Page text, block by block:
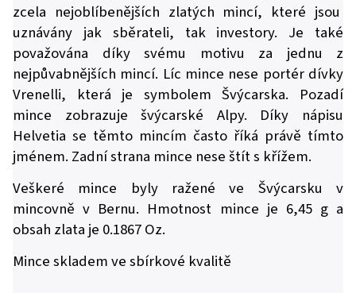
zcela nejoblíbenějších zlatých mincí, které jsou
uznávány jak sběrateli, tak investory. Je také
považována díky svému motivu za jednu z
nejpůvabnějších mincí. Líc mince nese portér dívky
Vrenelli, která je symbolem Švýcarska. Pozadí
mince zobrazuje švýcarské Alpy. Díky nápisu
Helvetia se těmto mincím často říká právě tímto
jménem. Zadní strana mince nese štít s křížem.
Veškeré mince byly ražené ve Švýcarsku v
mincovně v Bernu. Hmotnost mince je 6,45 g a
obsah zlata je 0.1867 Oz.
Mince skladem ve sbírkové kvalitě